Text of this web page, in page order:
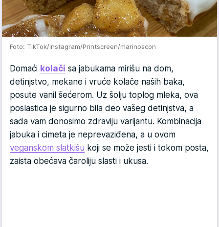
Foto: TikTok/Instagram/Printscreen/marinoscon
Domaći kolači sa jabukama mirišu na dom,
detinjstvo, mekane i vruće kolače naših baka,
posute vanil šećerom. Uz šolju toplog mleka, ova
poslastica je sigurno bila deo vašeg detinjstva, a
sada vam donosimo zdraviju varijantu. Kombinacija
jabuka i cimeta je neprevaziđena, a u ovom
veganskom slatkišu koji se može jesti i tokom posta,
zaista obećava čaroliju slasti i ukusa.